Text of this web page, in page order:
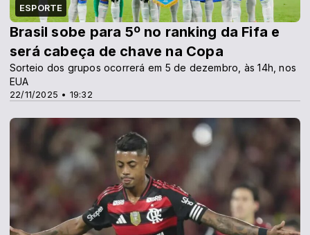
ESPORTE
22/11/2025 • 19:32
Brasil sobe para 5º no ranking da Fifa e
será cabeça de chave na Copa
Sorteio dos grupos ocorrerá em 5 de dezembro, às 14h, nos
EUA